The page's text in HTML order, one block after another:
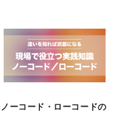
ノーコード・ローコードの